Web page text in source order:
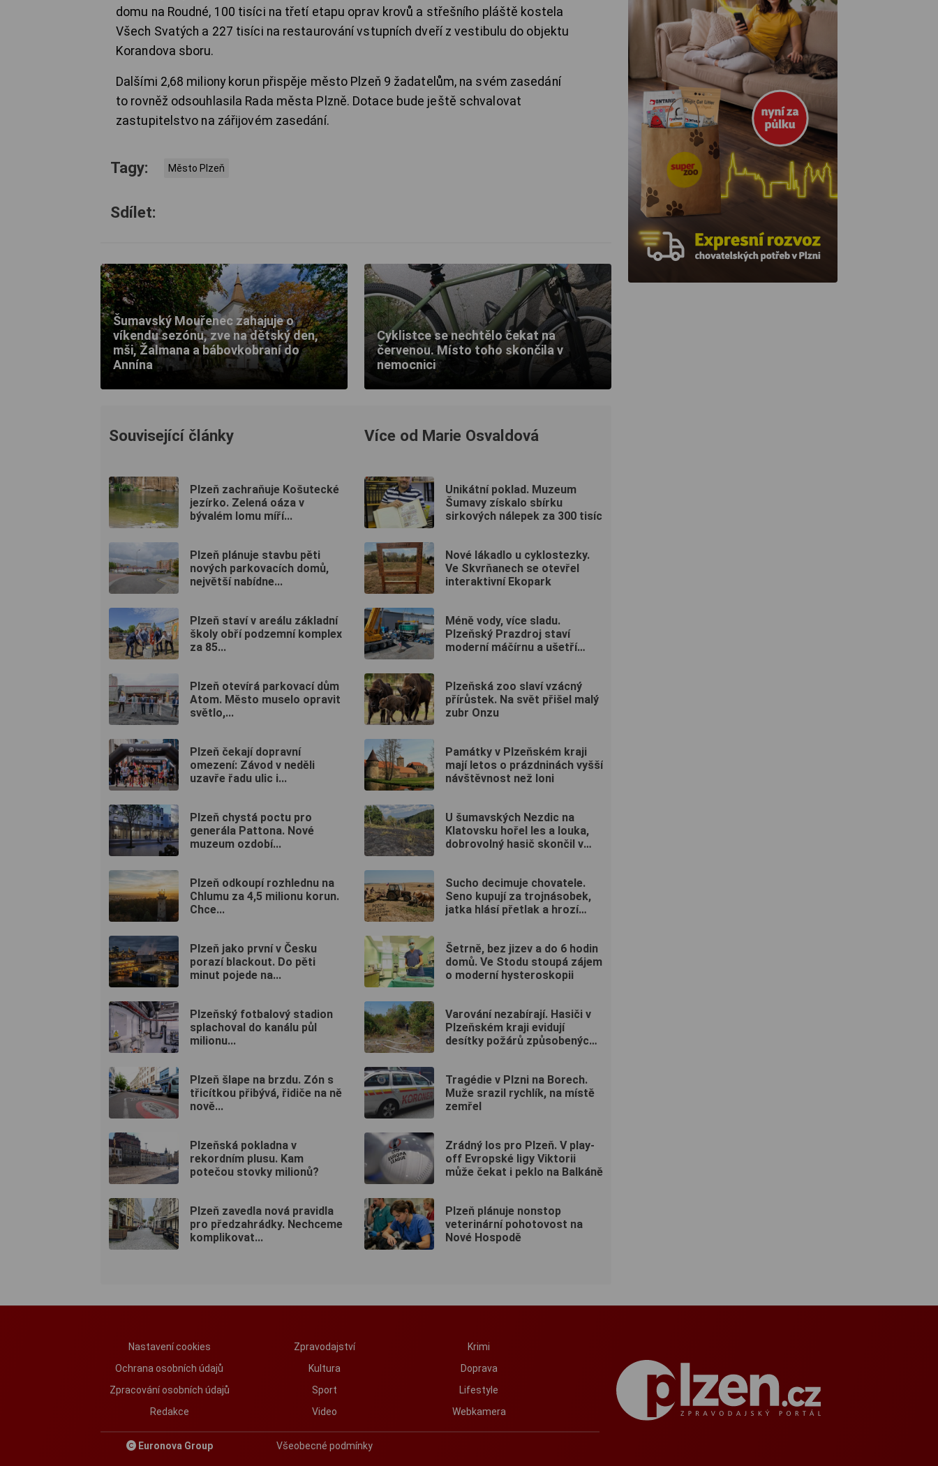
domu na Roudné, 100 tisíci na třetí etapu oprav krovů a střešního pláště kostela
Všech Svatých a 227 tisíci na restaurování vstupních dveří z vestibulu do objektu
Korandova sboru.
Dalšími 2,68 miliony korun přispěje město Plzeň 9 žadatelům, na svém zasedání
to rovněž odsouhlasila Rada města Plzně. Dotace bude ještě schvalovat
zastupitelstvo na zářijovém zasedání.
Tagy: Město Plzeň
Sdílet:
Šumavský Mouřenec zahajuje o
víkendu sezónu, zve na dětský den,
mši, Žalmana a bábovkobraní do
Annína
Cyklistce se nechtělo čekat na
červenou. Místo toho skončila v
nemocnici
Související články
Plzeň zachraňuje Košutecké
jezírko. Zelená oáza v
bývalém lomu míří...
Plzeň plánuje stavbu pěti
nových parkovacích domů,
největší nabídne...
Plzeň staví v areálu základní
školy obří podzemní komplex
za 85...
Plzeň otevírá parkovací dům
Atom. Město muselo opravit
světlo,...
Plzeň čekají dopravní
omezení: Závod v neděli
uzavře řadu ulic i...
Plzeň chystá poctu pro
generála Pattona. Nové
muzeum ozdobí...
Plzeň odkoupí rozhlednu na
Chlumu za 4,5 milionu korun.
Chce...
Plzeň jako první v Česku
porazí blackout. Do pěti
minut pojede na...
Plzeňský fotbalový stadion
splachoval do kanálu půl
milionu...
Plzeň šlape na brzdu. Zón s
třicítkou přibývá, řidiče na ně
nově...
Plzeňská pokladna v
rekordním plusu. Kam
potečou stovky milionů?
Plzeň zavedla nová pravidla
pro předzahrádky. Nechceme
komplikovat...
Více od Marie Osvaldová
Unikátní poklad. Muzeum
Šumavy získalo sbírku
sirkových nálepek za 300 tisíc
Nové lákadlo u cyklostezky.
Ve Skvrňanech se otevřel
interaktivní Ekopark
Méně vody, více sladu.
Plzeňský Prazdroj staví
moderní máčírnu a ušetří
Plzeňská zoo slaví vzácný
přírůstek. Na svět přišel malý
zubr Onzu
Památky v Plzeňském kraji
mají letos o prázdninách vyšší
návštěvnost než loni
U šumavských Nezdic na
Klatovsku hořel les a louka,
dobrovolný hasič skončil v
Sucho decimuje chovatele.
Seno kupují za trojnásobek,
jatka hlásí přetlak a hrozí
Šetrně, bez jizev a do 6 hodin
domů. Ve Stodu stoupá zájem
o moderní hysteroskopii
Varování nezabírají. Hasiči v
Plzeňském kraji evidují
desítky požárů způsobených
Tragédie v Plzni na Borech.
Muže srazil rychlík, na místě
zemřel
Zrádný los pro Plzeň. V play-
off Evropské ligy Viktorii
může čekat i peklo na Balkáně
Plzeň plánuje nonstop
veterinární pohotovost na
Nové Hospodě
Nastavení cookies
Ochrana osobních údajů
Zpracování osobních údajů
Redakce
Zpravodajství
Kultura
Sport
Video
Krimi
Doprava
Lifestyle
Webkamera
Euronova Group Všeobecné podmínky